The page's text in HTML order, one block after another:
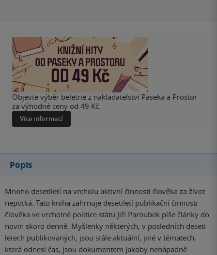
Objevte výběr beletrie z nakladatelství Paseka a Prostor
za výhodné ceny od 49 Kč.
Více informací
Popis
Mnoho desetiletí na vrcholu aktivní činnosti člověka za život
nepotká. Tato kniha zahrnuje desetiletí publikační činnosti
člověka ve vrcholné politice státu.Jiří Paroubek píše články do
novin skoro denně. Myšlenky některých, v posledních deseti
letech publikovaných, jsou stále aktuální, jiné v tématech,
která odnesl čas, jsou dokumentem jakoby nenápadně